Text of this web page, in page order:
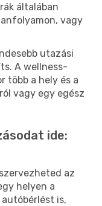
általában
vagy
utazási
A wellness-
több a hely és a
vagy egy egész
ide:
az
helyen a
is,